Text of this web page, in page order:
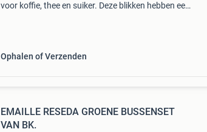
voor koffie, thee en suiker. Deze blikken hebben een
Ophalen of Verzenden
EMAILLE RESEDA GROENE BUSSENSET
VAN BK.